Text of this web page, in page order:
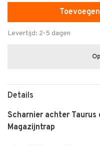
Levertijd: 2-5 dagen
Details
Scharnier achter
Magazijntrap